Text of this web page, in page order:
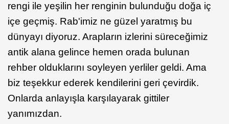
rengi ile yeşilin her renginin bulunduğu doğa iç
içe geçmiş. Rab'imiz ne güzel yaratmış bu
dünyayı diyoruz. Arapların izlerini süreceğimiz
antik alana gelince hemen orada bulunan
rehber olduklarını soyleyen yerliler geldi. Ama
biz teşekkur ederek kendilerini geri çevirdik.
Onlarda anlayışla karşılayarak gittiler
yanımızdan.